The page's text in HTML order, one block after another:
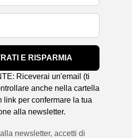
E RISPARMIA
Riceverai un'email (ti
anche nella cartella
link per confermare la tua
alla newsletter.
newsletter, accetti di